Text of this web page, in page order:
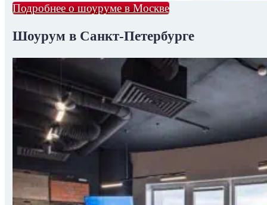
Подробнее о шоуруме в Москве
Шоурум в Санкт-Петербурге